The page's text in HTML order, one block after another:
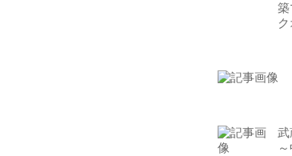
築
武